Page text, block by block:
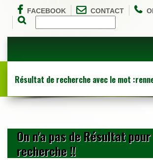
FACEBOOK CONTACT
Résultat de recherche avec le mot
On n'a pas de Résultat
recherche !!